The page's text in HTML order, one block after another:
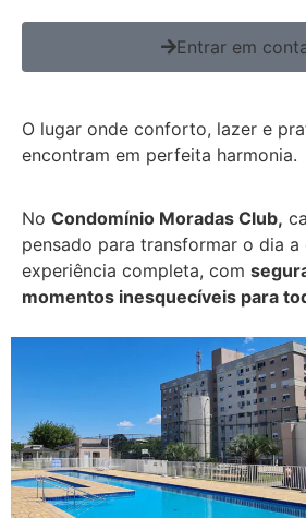
Entrar em
O lugar onde conforto, lazer e
encontram em perfeita harmonia.
No Condomínio Moradas Club,
pensado para transformar o dia a
experiência completa, com
momentos inesquecíveis para